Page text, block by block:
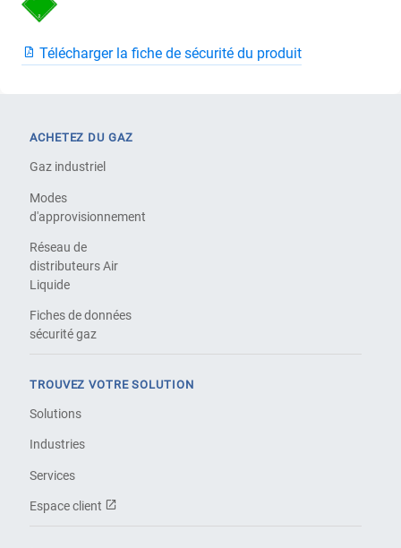
Télécharger la fiche de sécurité du produit
ACHETEZ DU GAZ
Gaz industriel
Modes
d'approvisionnement
Réseau de
distributeurs Air
Liquide
Fiches de données
sécurité gaz
TROUVEZ VOTRE SOLUTION
Solutions
Industries
Services
Espace client